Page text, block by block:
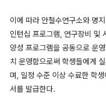
이에 따라 안철수연구소와 명
인턴십 프로그램, 연구장비 및
양성 프로그램을 공동으로 운
치 운영함으로써 학생들에게
며, 일정 수준 이상 수료한 학
서를 발급한다.